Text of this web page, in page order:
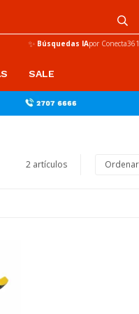
SALE
✨ Búsquedas IApor Conecta361
2 artículos